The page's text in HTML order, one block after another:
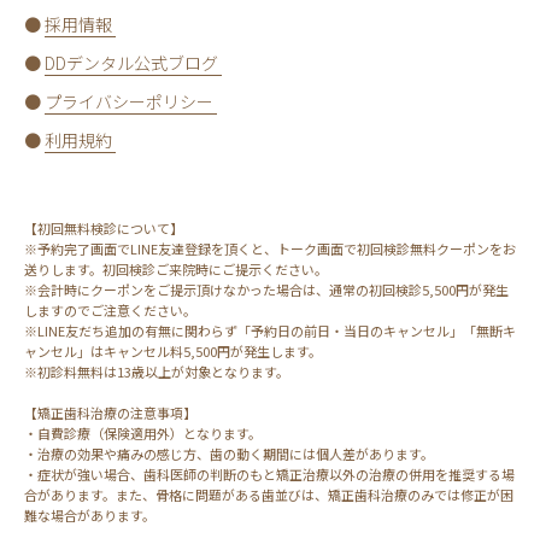
●採用情報
● DDデンタル公式ブログ
● プライバシーポリシー
●利用規約
【初回無料検診について】
※予約完了画面でLINE友達登録を頂くと、トーク画面で初回検診無料クーポンをお
送りします。初回検診ご来院時にご提示ください。
※会計時にクーポンをご提示頂けなかった場合は、通常の初回検診5,500円が発生
しますのでご注意ください。
※LINE友だち追加の有無に関わらず「予約日の前日・当日のキャンセル」「無断キ
ャンセル」はキャンセル料5,500円が発生します。
※初診料無料は13歳以上が対象となります。
【矯正歯科治療の注意事項】
・自費診療（保険適用外）となります。
・治療の効果や痛みの感じ方、歯の動く期間には個人差があります。
・症状が強い場合、歯科医師の判断のもと矯正治療以外の治療の併用を推奨する場
合があります。また、骨格に問題がある歯並びは、矯正歯科治療のみでは修正が困
難な場合があります。